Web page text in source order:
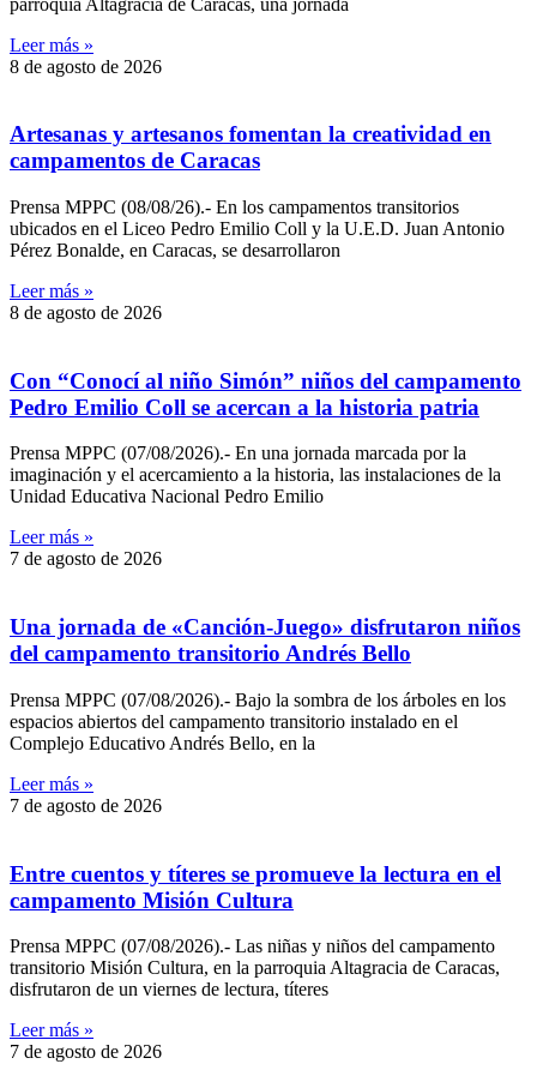
Leer más »
8 de agosto de 2026
Artesanas y artesanos fomentan la creatividad en
campamentos de Caracas
Prensa MPPC (08/08/26).- En los campamentos transitorios
ubicados en el Liceo Pedro Emilio Coll y la U.E.D. Juan Antonio
Pérez Bonalde, en Caracas, se desarrollaron
Leer más »
8 de agosto de 2026
Con “Conocí al niño Simón” niños del campamento
Pedro Emilio Coll se acercan a la historia patria
Prensa MPPC (07/08/2026).- En una jornada marcada por la
imaginación y el acercamiento a la historia, las instalaciones de la
Unidad Educativa Nacional Pedro Emilio
Leer más »
7 de agosto de 2026
Una jornada de «Canción-Juego» disfrutaron niños
del campamento transitorio Andrés Bello
Prensa MPPC (07/08/2026).- Bajo la sombra de los árboles en los
espacios abiertos del campamento transitorio instalado en el
Complejo Educativo Andrés Bello, en la
Leer más »
7 de agosto de 2026
Entre cuentos y títeres se promueve la lectura en el
campamento Misión Cultura
Prensa MPPC (07/08/2026).- Las niñas y niños del campamento
transitorio Misión Cultura, en la parroquia Altagracia de Caracas,
disfrutaron de un viernes de lectura, títeres
Leer más »
7 de agosto de 2026